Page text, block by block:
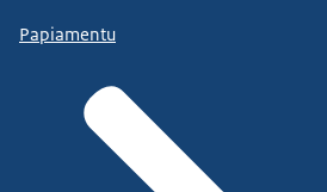
toekomst.
Er zullen altijd verschillende
Soms zijn lastige keuzes nodig.
Maar we zoeken steeds met
Papiamentu